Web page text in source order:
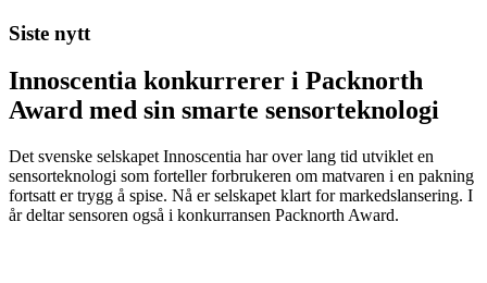
Siste nytt
Innoscentia konkurrerer i Packnorth
Award med sin smarte sensorteknologi
Det svenske selskapet Innoscentia har over lang tid utviklet en
sensorteknologi som forteller forbrukeren om matvaren i en pakning
fortsatt er trygg å spise. Nå er selskapet klart for markedslansering. I
år deltar sensoren også i konkurransen Packnorth Award.